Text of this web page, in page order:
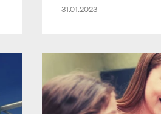
31.01.2023